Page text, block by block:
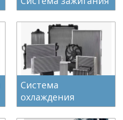
Система
охлаждения